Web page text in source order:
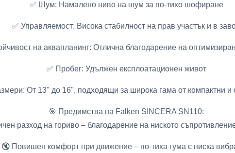
✅ Шум: Намалено ниво на шум за по-тихо шофиране
✅ Управляемост: Висока стабилност на прав участък и в
на аквапланинг: Отлична благодарение на
✅ Пробег: Удължен експлоатационен живот
От 13" до 16", подходящи за широка гама от компактни и
🎯 Предимства на Falken SINCERA SN110:
разход на гориво – благодарение на ниското
🔇 Повишен комфорт при движение – по-тиха гума с ниска